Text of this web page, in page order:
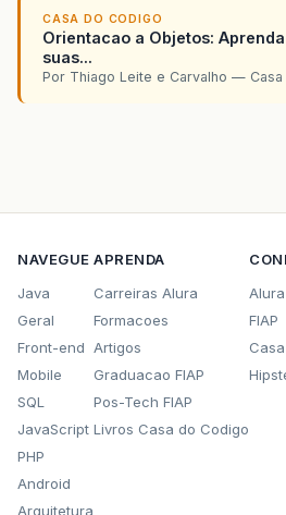
CASA DO CODIGO
Orientacao a Objetos:
suas...
Por Thiago Leite e Carvalho —
NAVEGUE
Java
Geral
Front-end
Mobile
SQL
JavaScript
PHP
Android
Arquitetura
APRENDA
Carreiras Alura
Formacoes
Artigos
Graduacao FIAP
Pos-Tech FIAP
Livros Casa do Codigo
Alura
FIAP